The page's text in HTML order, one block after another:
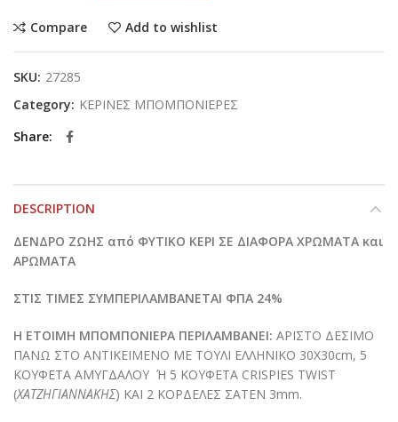
Compare Add to wishlist
SKU: 27285
Category: ΚΕΡΙΝΕΣ ΜΠΟΜΠΟΝΙΕΡΕΣ
Share
DESCRIPTION
ΔΕΝΔΡΟ ΖΩΗΣ από ΦΥΤΙΚΟ ΚΕΡΙ ΣΕ ΔΙΑΦΟΡΑ ΧΡΩΜΑΤΑ και
ΑΡΩΜΑΤΑ
ΣΤΙΣ ΤΙΜΕΣ ΣΥΜΠΕΡΙΛΑΜΒΑΝΕΤΑΙ ΦΠΑ 24%
Η ΕΤΟΙΜΗ ΜΠΟΜΠΟΝΙΕΡΑ ΠΕΡΙΛΑΜΒΑΝΕΙ: ΑΡΙΣΤΟ ΔΕΣΙΜΟ
ΠΑΝΩ ΣΤΟ ΑΝΤΙΚΕΙΜΕΝΟ ΜΕ ΤΟΥΛΙ ΕΛΛΗΝΙΚΟ 30Χ30cm, 5
ΚΟΥΦΕΤΑ ΑΜΥΓΔΑΛΟΥ Ή 5 ΚΟΥΦΕΤΑ CRISPIES TWIST
(ΧΑΤΖΗΓΙΑΝΝΑΚΗΣ) ΚΑΙ 2 ΚΟΡΔΕΛΕΣ ΣΑΤΕΝ 3mm.